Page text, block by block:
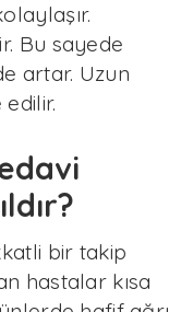
Bu sayede
artar. Uzun
bir takip
hastalar kısa